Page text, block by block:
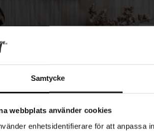
Samtycke
webbplats använder cookies
enhetsidentifierare för att anpassa